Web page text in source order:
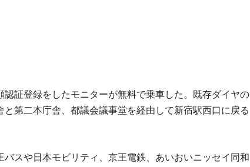
証登録をしたモニターが無料で乗車した。既存ダイヤの
第二本庁舎、都議会議事堂を経由して新宿駅西口に戻る
スや日本モビリティ、京王電鉄、あいおいニッセイ同和